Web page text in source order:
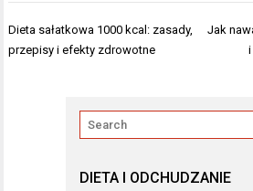
Nawigacja
wpisu
Dieta sałatkowa 1000 kcal: zasady,
przepisy i efekty zdrowotne
Jak
i
DIETA I ODCHUDZANIE